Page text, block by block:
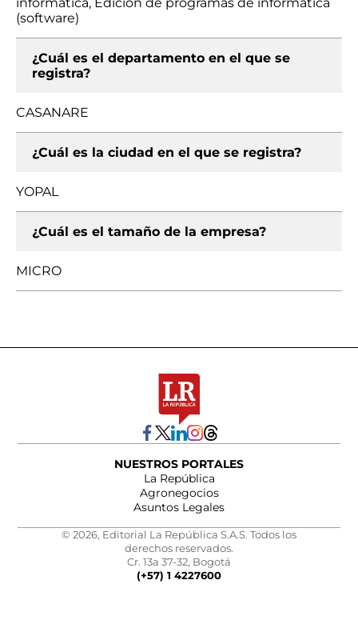
(software)
¿Cuál es el departamento en el que se
registra?
CASANARE
¿Cuál es la ciudad en el que se registra?
YOPAL
¿Cuál es el tamaño de la empresa?
MICRO
NUESTROS PORTALES
La República
Agronegocios
Asuntos Legales
© 2026, Editorial La República S.A.S. Todos los
derechos reservados.
Cr. 13a 37-32, Bogotá
(+57) 1 4227600